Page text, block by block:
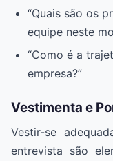
“Quais são os
equipe neste
“Como é a
empresa?”
Vestimenta e
Vestir-se
entrevista são